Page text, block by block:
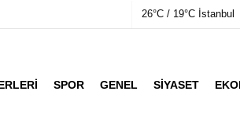
26°C / 19°C İstanbul
SPOR GENEL SIYASET